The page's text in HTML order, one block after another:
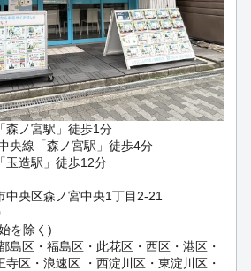
森ノ宮駅」徒歩1分
央線「森ノ宮駅」徒歩4分
玉造駅」徒歩12分
中央区森ノ宮中央1丁目2‐21
を除く)
島区・福島区・此花区・西区・港区・
寺区・浪速区 ・西淀川区・東淀川区・